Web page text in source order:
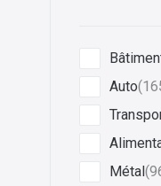
Auto
Métal